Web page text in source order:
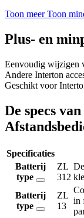
Toon meer Toon
Plus- en
Eenvoudig wijzigen
Andere Interton
Geschikt voor
De specs
Specificaties
Batterij
type
ZL
312
Batterij
type
ZL
13
in